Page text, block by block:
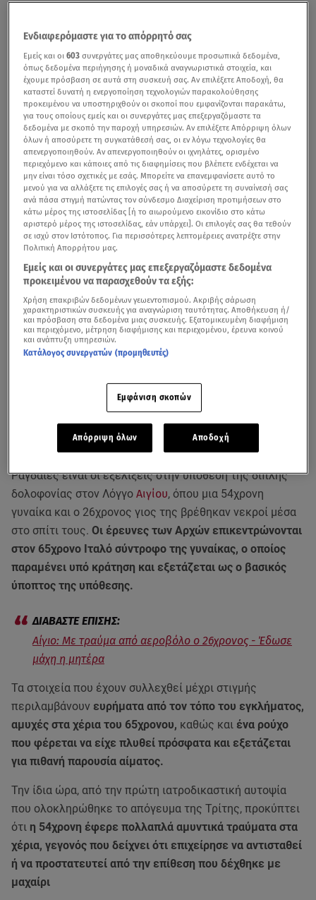
Ραγδαίες είναι οι εξελίξεις στην υπόθεση της διπλής
δολοφονίας στον Λόγγο Αιγίου, όπου μια 54χρονη
γυναίκα και ο 26χρονος γιος της βρέθηκαν νεκροί μέσα
στο σπίτι τους. Οι έρευνες των Αρχών επικεντρώνονται
στον 65χρονο Ιταλό σύντροφο της γυναίκας, ο οποίος
παραμένει υπό κράτηση και εξετάζεται ως ο βασικός
ύποπτος της υπόθεσης.
Αίγιο: Με τραύμα από αεροβόλο ο 26χρονος - Έδωσε
μάχη η μητέρα
Τα στοιχεία που έχουν συλλεχθεί μέχρι στιγμής
περιλαμβάνουν ευρήματα από τον τόπο του εγκλήματος,
αμυχές στα χέρια του 65χρονου, καθώς και ένα ρούχο
που φέρεται να είχε πλυθεί πρόσφατα και εξετάζεται
για πιθανή παρουσία αίματος.
Την ίδια ώρα, από την πρώτη ιατροδικαστική αυτοψία
που ολοκληρώθηκε το απόγευμα της Τρίτης, προκύπτει
ότι η 54χρονη έφερε πολλαπλά αμυντικά τραύματα στα
χέρια, γεγονός που δείχνει ότι επιχείρησε να αντισταθεί
ή να προστατευτεί από την επίθεση που δέχθηκε με
μαχαίρι
Ενδιαφερόμαστε για το απόρρητό σας
Εμείς και οι603 συνεργάτες μας αποθηκεύουμε προσωπικά δεδομένα,
όπως δεδομένα περιήγησης ή μοναδικά αναγνωριστικά στοιχεία, και
έχουμε πρόσβαση σε αυτά στη συσκευή σας. Αν επιλέξετε Αποδοχή, θα
καταστεί δυνατή η ενεργοποίηση τεχνολογιών παρακολούθησης
προκειμένου να υποστηριχθούν οι σκοποί που εμφανίζονται παρακάτω,
για τους οποίους εμείς και οι συνεργάτες μας επεξεργαζόμαστε τα
δεδομένα με σκοπό την παροχή υπηρεσιών. Αν επιλέξετε Απόρριψη όλων
όλων ή αποσύρετε τη συγκατάθεσή σας, οι εν λόγω τεχνολογίες θα
απενεργοποιηθούν. Αν απενεργοποιηθούν οι ιχνηλάτες, ορισμένο
περιεχόμενο και κάποιες από τις διαφημίσεις που βλέπετε ενδέχεται να
μην είναι τόσο σχετικές με εσάς. Μπορείτε να επανεμφανίσετε αυτό το
μενού για να αλλάξετε τις επιλογές σας ή να αποσύρετε τη συναίνεσή σας
ανά πάσα στιγμή πατώντας τον σύνδεσμο Διαχείριση προτιμήσεων στο
κάτω μέρος της ιστοσελίδας [ή το αιωρούμενο εικονίδιο στο κάτω
αριστερό μέρος της ιστοσελίδας, εάν υπάρχει]. Οι επιλογές σας θα τεθούν
σε ισχύ στον Ιστότοπος. Για περισσότερες λεπτομέρειες ανατρέξτε στην
Πολιτική Απορρήτου μας.
Εμείς και οι συνεργάτες μας επεξεργαζόμαστε δεδομένα
προκειμένου να παρασχεθούν τα εξής:
Χρήση επακριβών δεδομένων γεωεντοπισμού. Ακριβής σάρωση
χαρακτηριστικών συσκευής για αναγνώριση ταυτότητας. Αποθήκευση ή/
και πρόσβαση στα δεδομένα μιας συσκευής. Εξατομικευμένη διαφήμιση
και περιεχόμενο, μέτρηση διαφήμισης και περιεχομένου, έρευνα κοινού
και ανάπτυξη υπηρεσιών.
Κατάλογος συνεργατών (προμηθευτές)
Εμφάνιση σκοπών
Απόρριψη όλων Αποδοχή